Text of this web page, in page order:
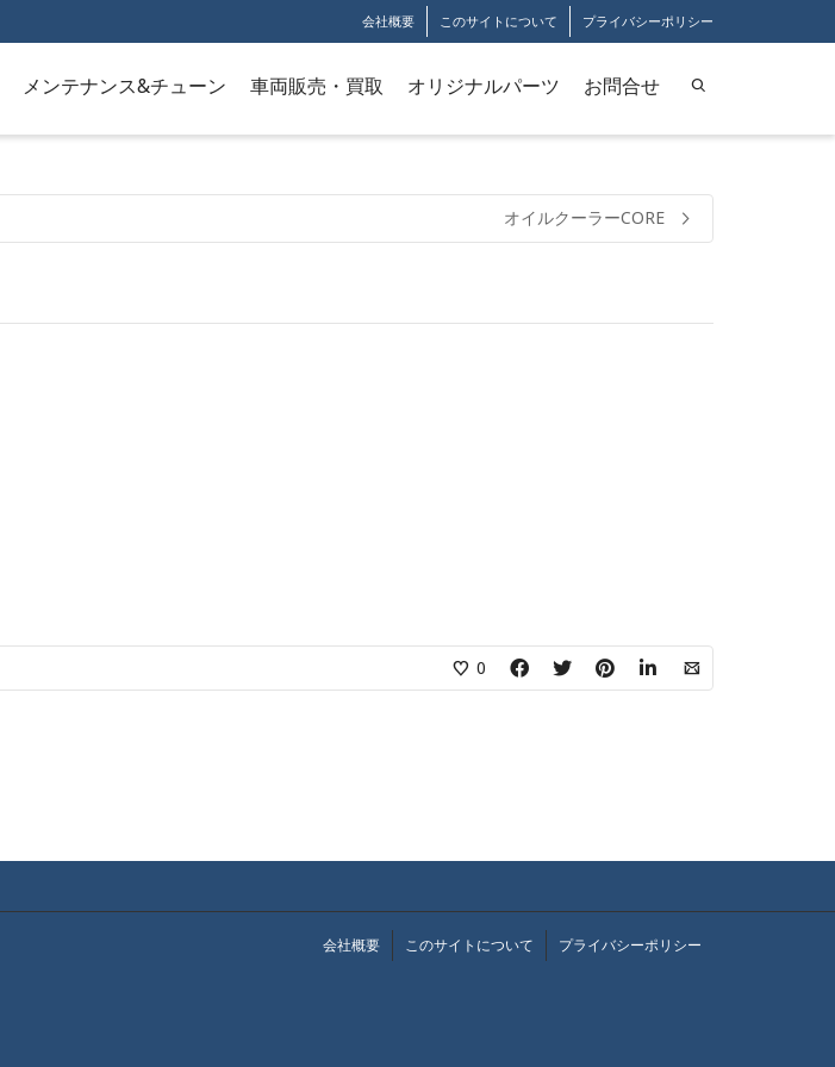
会社概要 このサイトについて プライバシーポリシー
メンテナンス&チューン 車両販売・買取 オリジナルパーツ お問合せ
オイルクーラーCORE
0
会社概要 このサイトについて プライバシーポリシー